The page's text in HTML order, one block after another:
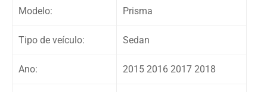
Modelo: Prisma
Tipo de veículo: Sedan
Ano: 2015 2016 2017 2018